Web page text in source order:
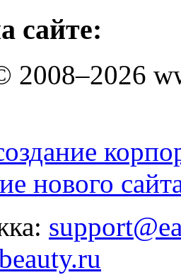
сайте:
2008–2026
нового